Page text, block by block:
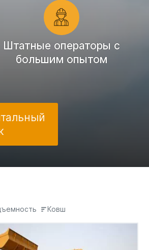
Штатные операторы с
большим опытом
Ковш